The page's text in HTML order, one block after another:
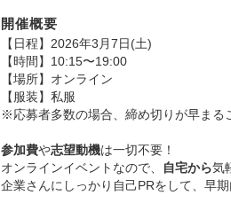
開催概要
【日程】2026年3月7日(土)
【時間】10:15〜19:00
【場所】オンライン
【服装】私服
※応募者多数の場合、締め切りが早まる
参加費や志望動機は一切不要！
オンラインイベントなので、
自宅から気
企業さんにしっかり自己PRをして、早